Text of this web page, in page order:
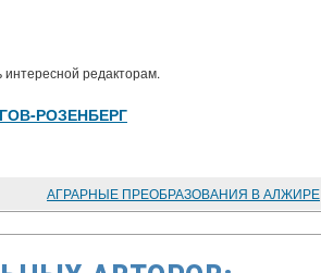
редакторам.
РОЗЕНБЕРГ
АГРАРНЫЕ ПРЕОБРАЗОВАНИЯ В АЛЖИРЕ